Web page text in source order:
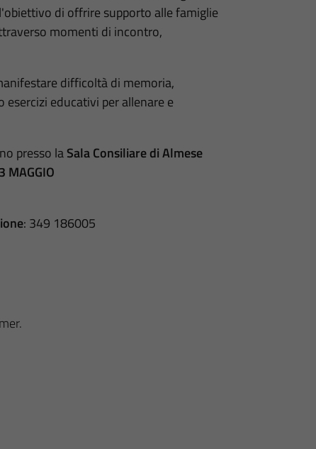
di offrire supporto alle famiglie
momenti di incontro,
difficoltà di memoria,
educativi per allenare e
presso laSala Consiliare di Almese
MAGGIO
: 349 186005